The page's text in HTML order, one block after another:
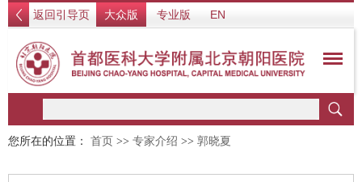
返回引导页 大众版 专业版 EN
您所在的位置： 首页 >> 专家介绍 >> 郭晓夏